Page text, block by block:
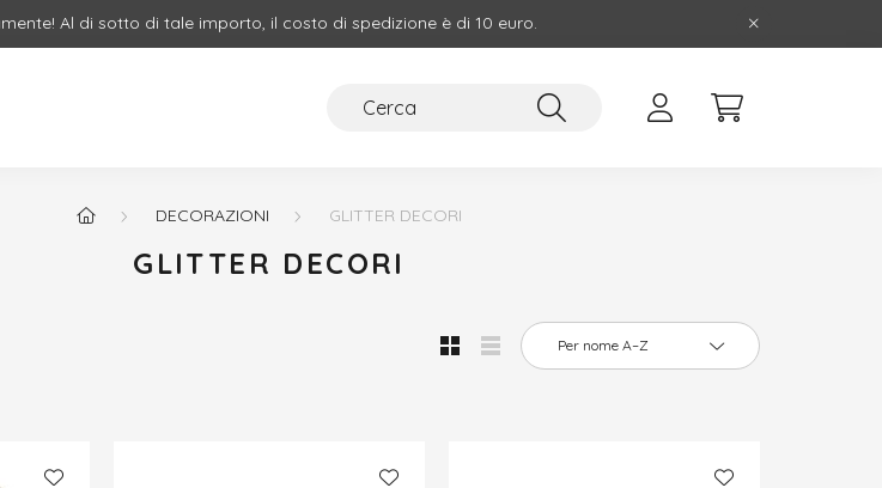
Al di sotto di tale importo, il costo di spedizione è di 10 euro.
DECORAZIONI GLITTER DECORI
GLITTER DECORI